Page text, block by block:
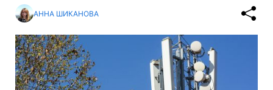
АННА ШИКАНОВА